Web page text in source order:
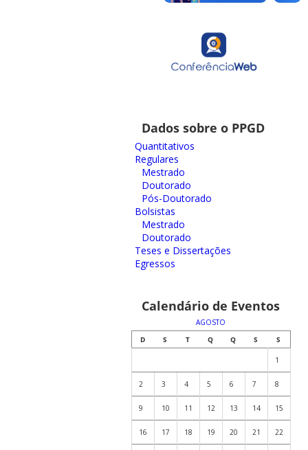
Dados sobre o PPGD
Quantitativos
Regulares
Mestrado
Doutorado
Pós-Doutorado
Bolsistas
Mestrado
Doutorado
Teses e Dissertações
Egressos
Calendário de Eventos
AGOSTO
D
S T Q Q S S
1
2 3 4 5 6 7 8
9 10 11 12 13 14 15
16 17 18 19 20 21 22